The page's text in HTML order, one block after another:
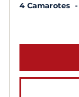
4 Camarotes